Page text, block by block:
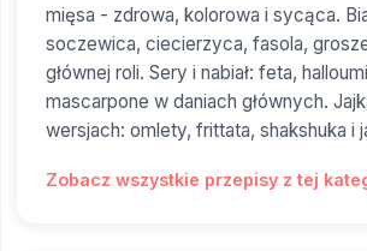
mięsa - zdrowa, kolorowa i sycąca.
soczewica, ciecierzyca, fasola,
głównej roli. Sery i nabiał: feta,
mascarpone w daniach głównych.
wersjach: omlety, frittata, shakshuka i
Zobacz wszystkie przepisy z tej